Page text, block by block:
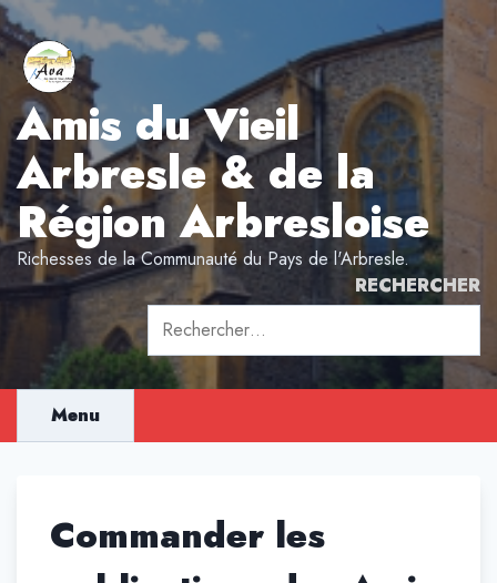
Aller
au
contenu
Amis du Vieil
Arbresle & de la
Région Arbresloise
Richesses de la Communauté du Pays de l'Arbresle.
RECHERCHER
Rechercher :
Menu
Commander les